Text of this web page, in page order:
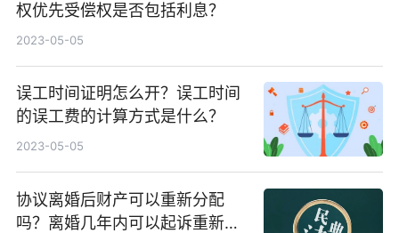
权优先受偿权是否包括利息？
2023-05-05
误工时间证明怎么开？误工时间
的误工费的计算方式是什么？
2023-05-05
协议离婚后财产可以重新分配
吗？离婚几年内可以起诉重新分